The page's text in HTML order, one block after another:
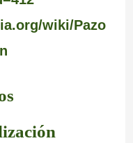
wiki/Pazo